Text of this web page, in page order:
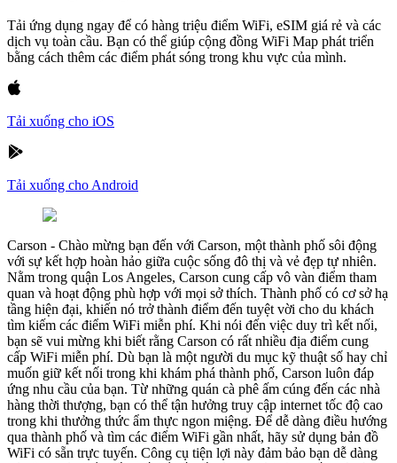
Tải ứng dụng ngay để có hàng triệu điểm WiFi, eSIM giá rẻ và các
dịch vụ toàn cầu. Bạn có thể giúp cộng đồng WiFi Map phát triển
bằng cách thêm các điểm phát sóng trong khu vực của mình.
Tải xuống cho iOS
Tải xuống cho Android
Carson - Chào mừng bạn đến với Carson, một thành phố sôi động
với sự kết hợp hoàn hảo giữa cuộc sống đô thị và vẻ đẹp tự nhiên.
Nằm trong quận Los Angeles, Carson cung cấp vô vàn điểm tham
quan và hoạt động phù hợp với mọi sở thích. Thành phố có cơ sở hạ
tầng hiện đại, khiến nó trở thành điểm đến tuyệt vời cho du khách
tìm kiếm các điểm WiFi miễn phí. Khi nói đến việc duy trì kết nối,
bạn sẽ vui mừng khi biết rằng Carson có rất nhiều địa điểm cung
cấp WiFi miễn phí. Dù bạn là một người du mục kỹ thuật số hay chỉ
muốn giữ kết nối trong khi khám phá thành phố, Carson luôn đáp
ứng nhu cầu của bạn. Từ những quán cà phê ấm cúng đến các nhà
hàng thời thượng, bạn có thể tận hưởng truy cập internet tốc độ cao
trong khi thưởng thức ẩm thực ngon miệng. Để dễ dàng điều hướng
qua thành phố và tìm các điểm WiFi gần nhất, hãy sử dụng bản đồ
WiFi có sẵn trực tuyến. Công cụ tiện lợi này đảm bảo bạn dễ dàng